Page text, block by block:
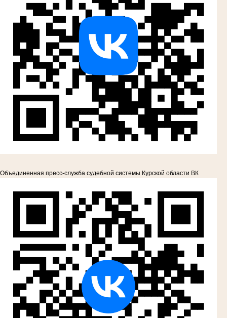
Объединенная пресс-служба судебной системы Курской области ВК